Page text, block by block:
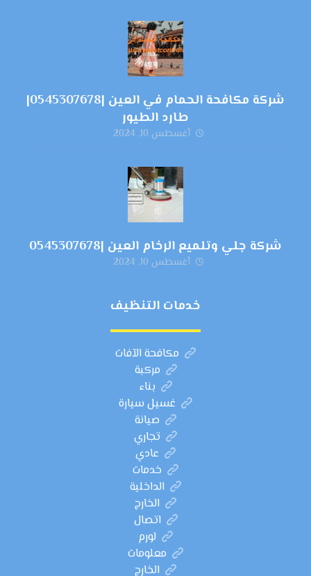
شركة مكافحة الحمام في العين |0545307678|
طارد الطيور
أغسطس 10, 2024
شركة جلي وتلميع الرخام العين |0545307678
أغسطس 10, 2024
خدمات التنظيف
مكافحة الآفات
مركبة
بناء
غسيل سيارة
صيانة
تجاري
عادي
خدمات
الداخلية
الخارج
اتصال
لورم
معلومات
الخارج